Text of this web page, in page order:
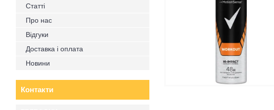
Статті
Про нас
Відгуки
Доставка і оплата
Новини
Контакти